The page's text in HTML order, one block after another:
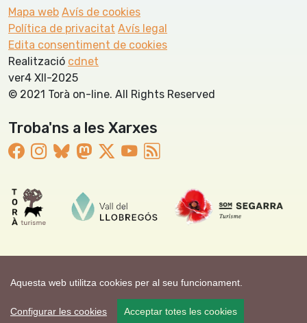
Aquesta web utilitza cookies per al seu funcionament.
Configurar les cookies Acceptar totes les cookies
Mapa web Avís de cookies
Política de privacitat Avís legal
Edita consentiment de cookies
Realització cdnet
ver4 XII-2025
© 2021 Torà on-line. All Rights Reserved
Troba'ns a les Xarxes